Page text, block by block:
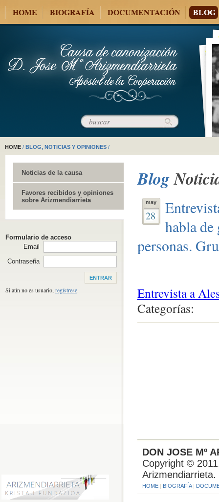
HOME BIOGRAFÍA DOCUMENTACIÓN BLOG
HOME/ BLOG, NOTICIAS Y OPINIONES/
Noticias de la causa
Favores recibidos y opiniones
sobre Arizmendiarrieta
Formulario de acceso
Email
Contraseña
Si aún no es usuario, regístrese.
Blog
may
28
habla
personas.
Entrevista a
Categorías:
DON JOSE Mº
Copyright ©
Arizmendiarrieta.
HOME| BIOGRAFÍA|